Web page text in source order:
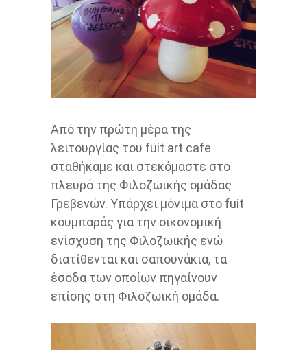
Από την πρώτη μέρα της
λειτουργίας του fuit art cafe
σταθήκαμε και στεκόμαστε στο
πλευρό της Φιλοζωικής ομάδας
Γρεβενών. Υπάρχει μόνιμα στο fuit
κουμπαράς για την οικονομική
ενίσχυση της Φιλοζωικής ενώ
διατίθενται και σαπουνάκια, τα
έσοδα των οποίων πηγαίνουν
επίσης στη Φιλοζωική ομάδα.